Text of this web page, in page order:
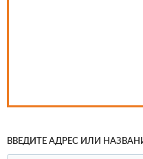
ВВЕДИТЕ АДРЕС ИЛИ